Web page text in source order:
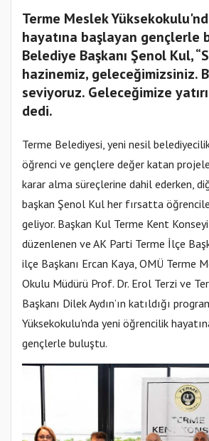
Terme Meslek
hayatına başlayan gençlerle
Belediye Başkanı Şenol Kul,
hazinemiz, geleceğimizsiniz.
seviyoruz. Geleceğimize
dedi.
Terme Belediyesi, yeni nesil
öğrenci ve gençlere değer katan
karar alma süreçlerine dahil ederken,
başkan Şenol Kul her fırsatta
geliyor. Başkan Kul Terme Kent
düzenlenen ve AK Parti Terme İlçe
ilçe Başkanı Ercan Kaya, OMÜ Terme
Okulu Müdürü Prof. Dr. Erol Terzi ve
Başkanı Dilek Aydın’ın katıldığı
Yüksekokulu'nda yeni öğrencilik
gençlerle buluştu.